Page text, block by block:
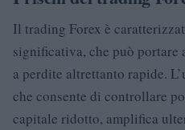
Il trading Forex è
significativa, che può portare
a perdite altrettanto rapide.
che consente di controllare
capitale ridotto, amplifica